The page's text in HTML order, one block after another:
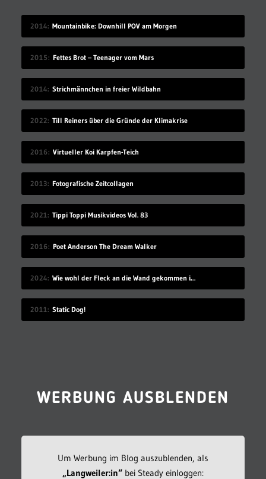
2014 Mountainbike: Downhill POV am Morgen
2015 Fettes Brot – Teenager vom Mars
2014 Strichmännchen in freier Wildbahn
2022 Till Reiners über die Gründe der Klimakrise
2016 Virtueller Koi Karpfen-Teich
2013 Fotografische Zeitcollagen
2021 Tippi Toppi Musikvideos Vol. 83
2016 Poet Anderson The Dream Walker
2024 Wie wohl der Fleck an die Wand gekommen ist?
2011 Static Dog!
WERBUNG AUSBLENDEN
Um Werbung im Blog auszublenden, als
„Langweiler:in“bei Steady einloggen: